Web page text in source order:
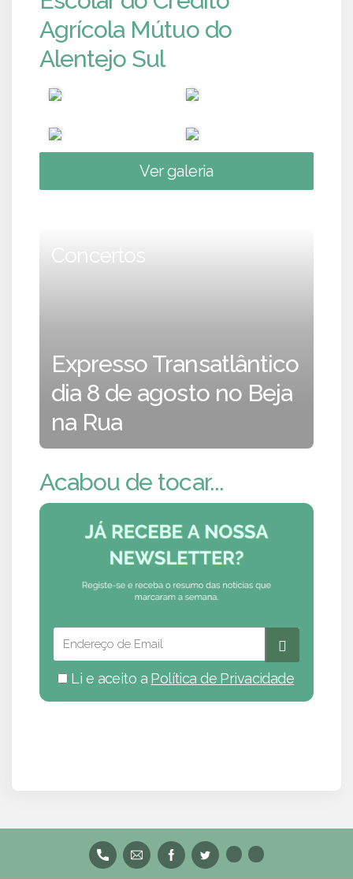
Agrícola Mútuo do
Alentejo Sul
Ver galeria
Concertos
Expresso Transatlântico
dia 8 de agosto no Beja
na Rua
Acabou de tocar...
Li e aceito a Política de Privacidade